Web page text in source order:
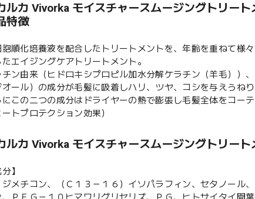
ルカ Vivorka モイスチャースムージングトリー
特徴
胞順化培養液を配合したトリートメントを、年齢を重ねて様
たエイジングケアトリートメント。
チン由来（ヒドロキシプロピル加水分解ケラチン（羊毛））
オール）の成分が毛髪に吸着しハリ、ツヤ、コシを与えうねり
にこの二つの成分はドライヤーの熱で膨張し毛髪全体をコー
ートプロテクション効果）
ルカ Vivorka モイスチャースムージングトリー
分】
ジメチコン、（Ｃ１３－１６）イソパラフィン、セタノール